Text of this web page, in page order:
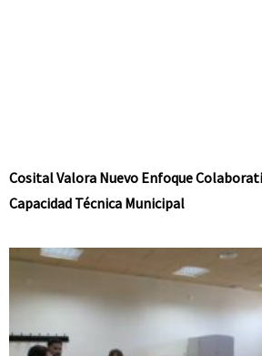
Cosital Valora Nuevo Enfoque
Capacidad Técnica Municipal